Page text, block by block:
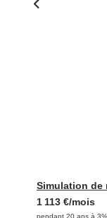
Simulation de
1 113 €/mois
pendant 20 ans à